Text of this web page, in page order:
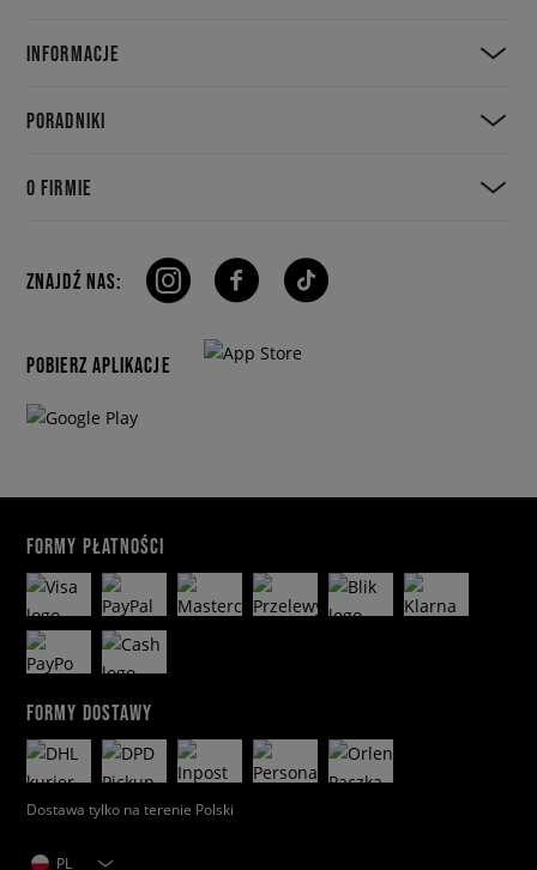
INFORMACJE
PORADNIKI
O FIRMIE
ZNAJDŹ NAS:
POBIERZ APLIKACJE
FORMY PŁATNOŚCI
FORMY DOSTAWY
Dostawa tylko na terenie Polski
PL